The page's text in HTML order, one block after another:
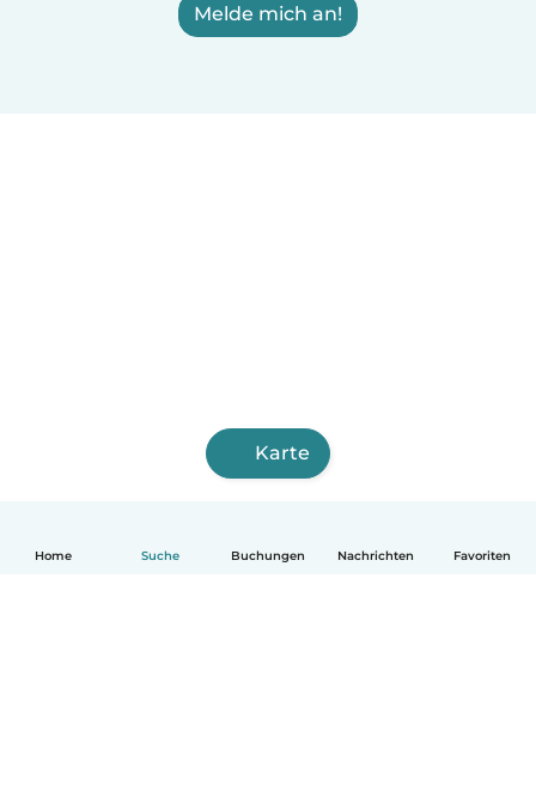
Home Suche Buchungen Nachrichten Favoriten
Melde mich an!
Karte